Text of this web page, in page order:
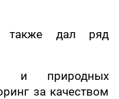
также дал ряд
и природных
за качеством